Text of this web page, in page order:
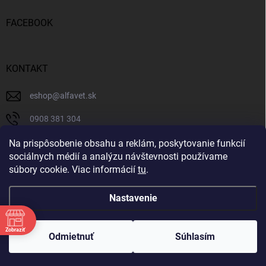
Na prispôsobenie obsahu a reklám, poskytovanie funkcií
sociálnych médií a analýzu návštevnosti používame
súbory cookie. Viac informácií tu.
Nastavenie
Odmietnuť Súhlasím
FACEBOOK
KONTAKT
eshop@alfavet.sk
0908 381 304
0908 381 304
Facebook
Vytvoril Shoptet
Copyright 2026AlfaVet veterinárna lekáreň. Všetky práva vyhradené.
Upraviť nastavenie cookies
Zobraziť